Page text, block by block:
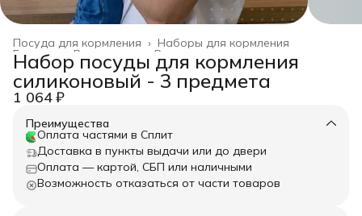
Наборы для кормления
Посуда для кормления ›
Все для кормления
Все товары
Главная
Набор посуды для кормления
силиконовый - 3 предмета
1 064 ₽
Преимущества
Оплата частями в Сплит
Доставка в пункты выдачи или до двери
Оплата — картой, СБП или наличными
Возможность отказаться от части товаров